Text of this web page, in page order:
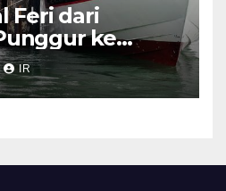
Feri dari
ke
di Kepri
IR